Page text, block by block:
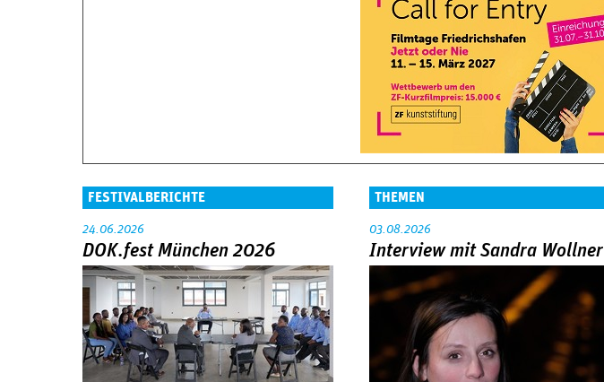
FESTIVALBERICHTE
24.06.2026
DOK.fest München 2026
THEMEN
03.08.2026
Interview mit Sandra Wollner